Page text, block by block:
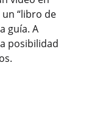
“libro de
guía. A
posibilidad